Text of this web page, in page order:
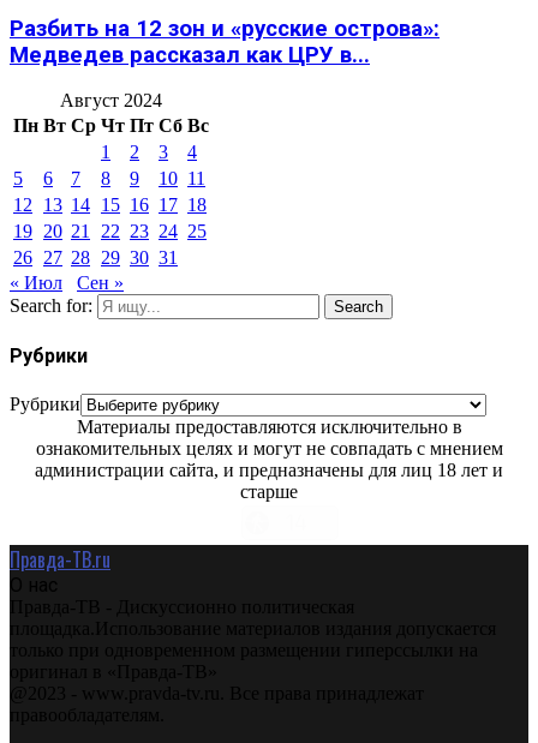
Разбить на 12 зон и «русские острова»:
Медведев рассказал как ЦРУ в...
Август 2024
Пн Вт Ср Чт Пт Сб Вс
1
2 3
4
5
6 7 8 9 10 11
12
13 14 15 16 17 18
19 20 21 22 23 24 25
26 27 28 29 30 31
« Июл
Сен »
Search for:
Search
Рубрики
Рубрики
Материалы предоставляются исключительно в
ознакомительных целях и могут не совпадать с мнением
администрации сайта, и предназначены для лиц 18 лет и
старше
Правда-ТВ.ru
О нас
Правда-ТВ - Дискуссионно политическая
площадка.Использование материалов издания допускается
только при одновременном размещении гиперссылки на
оригинал в «Правда-ТВ»
@2023 - www.pravda-tv.ru. Все права принадлежат
правообладателям.